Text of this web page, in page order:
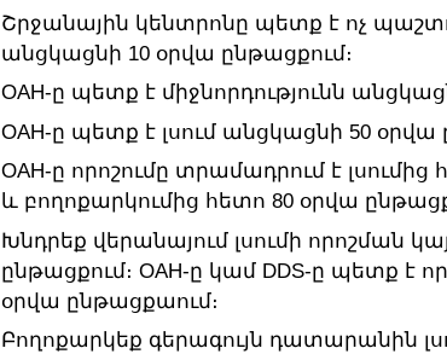
Շրջանային կենտրոնը պետք է ոչ
անցկացնի 10 օրվա ընթացքում։
OAH-ը պետք է միջնորդությունն
OAH-ը պետք է լսում անցկացնի 50 օրվա
OAH-ը որոշումը տրամադրում է
և բողոքարկումից հետո 80 օրվա
Խնդրեք վերանայում լսումի որոշման
ընթացքում։ OAH-ը կամ DDS-ը պետք է
օրվա ընթացքաում։
Բողոքարկեք գերագույն դատարանին